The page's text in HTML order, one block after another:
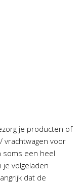
je producten of
vrachtwagen voor
soms een heel
je volgeladen
dat de